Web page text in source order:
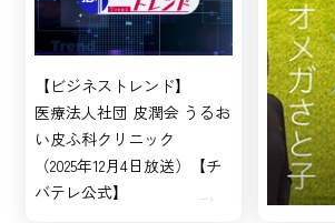
【ビジネストレンド】
医療法人社団 皮潤会 うるお
い皮ふ科クリニック
（2025年12月4日放送）【チ
バテレ公式】